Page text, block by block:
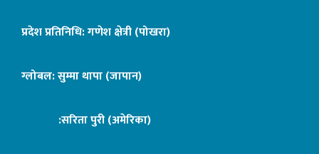
प्रदेश प्रतिनिधि: गणेश क्षेत्री (पोखरा)
ग्लोबल: सुम्मा थापा (जापान)
:सरिता पुरी (अमेरिका)